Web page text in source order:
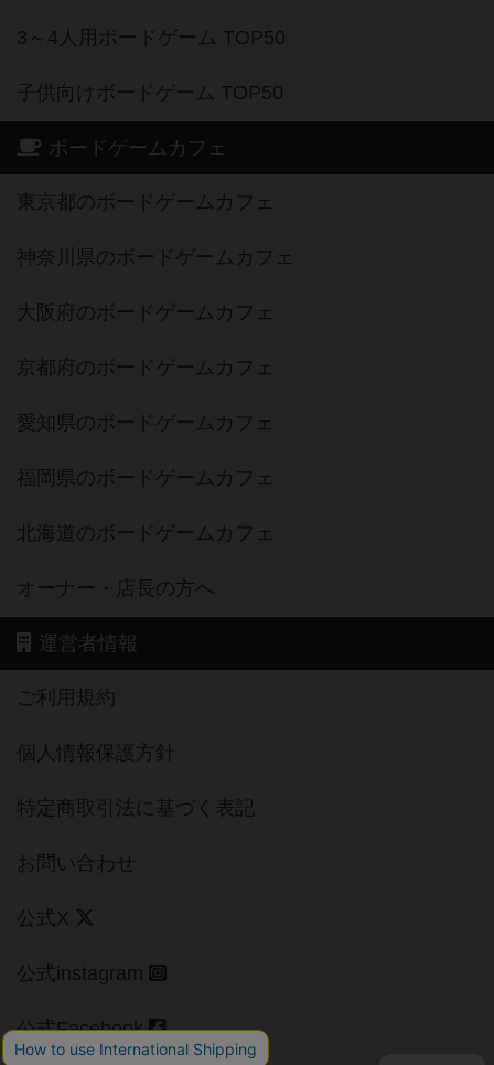
3～4人用ボードゲーム TOP50
子供向けボードゲーム TOP50
ボードゲームカフェ
東京都のボードゲームカフェ
神奈川県のボードゲームカフェ
大阪府のボードゲームカフェ
京都府のボードゲームカフェ
愛知県のボードゲームカフェ
福岡県のボードゲームカフェ
北海道のボードゲームカフェ
オーナー・店長の方へ
運営者情報
ご利用規約
個人情報保護方針
特定商取引法に基づく表記
お問い合わせ
公式X
公式instagram
公式Facebook